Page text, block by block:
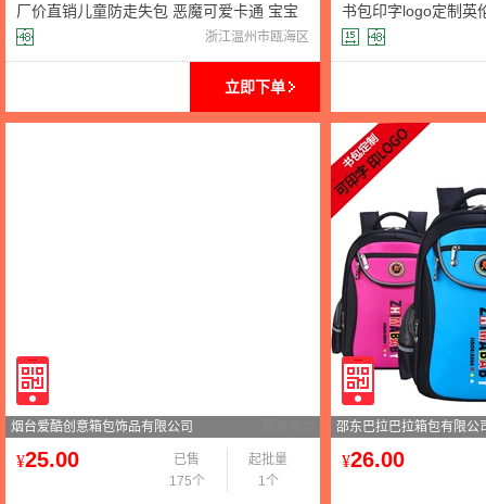
厂价直销儿童防走失包 恶魔可爱卡通 宝宝
小书包男女幼儿双肩包
浙江温州市瓯海区
立即下单
书包印字logo定制英
包男女童减负背包订
烟台爱酷创意箱包饰品有限公司
¥25.00
已售
175个
起批量
1个
邵东巴拉巴拉箱包有限公
¥26.00